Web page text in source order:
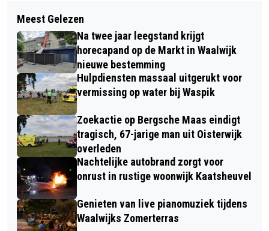
BANKETBAKKERIJ PARTYVLAAI VIERT
30-JARIG JUBILEUM MET FEESTWEEK
IN WAALWIJK
ANNEMIEK VAN VLEUTEN HOOFDGAST
TIJDENS WIELERCAFÉ IN WAALWIJK
Meest Gelezen
Na twee jaar leegstand krijgt
horecapand op de Markt in Waalwijk
nieuwe bestemming
Hulpdiensten massaal uitgerukt voor
vermissing op water bij Waspik
Zoekactie op Bergsche Maas eindigt
tragisch, 67-jarige man uit Oisterwijk
overleden
Nachtelijke autobrand zorgt voor
onrust in rustige woonwijk Kaatsheuvel
Genieten van live pianomuziek tijdens
Waalwijks Zomerterras